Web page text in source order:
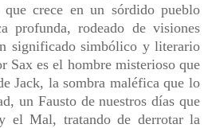
crece en un sórdido pueblo
profunda, rodeado de visiones
significado simbólico y literario
Sax es el hombre misterioso que
Jack, la sombra maléfica que lo
un Fausto de nuestros días que
el Mal, tratando de derrotar la